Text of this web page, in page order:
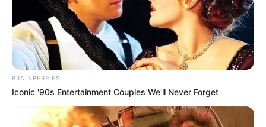
BRAINBERRIES
Iconic '90s Entertainment Couples We'll Never Forget